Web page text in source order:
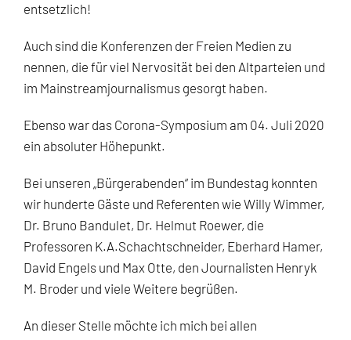
entsetzlich!
Auch sind die Konferenzen der Freien Medien zu
nennen, die für viel Nervosität bei den Altparteien und
im Mainstreamjournalismus gesorgt haben.
Ebenso war das Corona-Symposium am 04. Juli 2020
ein absoluter Höhepunkt.
Bei unseren „Bürgerabenden“ im Bundestag konnten
wir hunderte Gäste und Referenten wie Willy Wimmer,
Dr. Bruno Bandulet, Dr. Helmut Roewer, die
Professoren K.A.Schachtschneider, Eberhard Hamer,
David Engels und Max Otte, den Journalisten Henryk
M. Broder und viele Weitere begrüßen.
An dieser Stelle möchte ich mich bei allen